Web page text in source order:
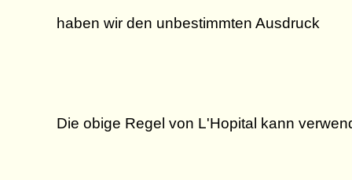
haben wir den unbestimmten Ausdruck
Die obige Regel von L'Hopital kann